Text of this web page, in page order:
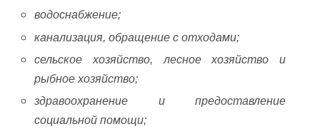
водоснабжение;
канализация, обращение с отходами;
сельское хозяйство, лесное хозяйство и
рыбное хозяйство;
здравоохранение и предоставление
социальной помощи;